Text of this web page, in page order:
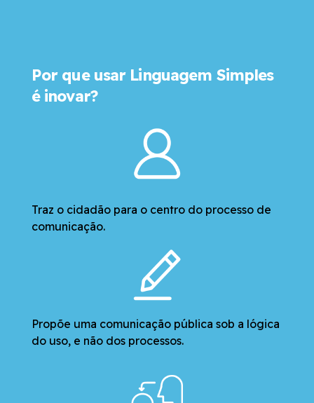
Por que usar Linguagem Simples
é inovar?
Traz o cidadão para o centro do processo de
comunicação.
Propõe uma comunicação pública sob a lógica
do uso, e não dos processos.